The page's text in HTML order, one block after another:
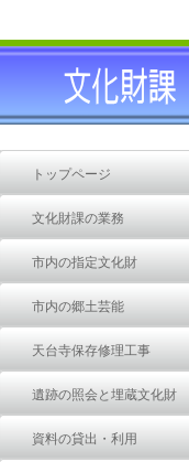
トップページ
文化財課の業務
市内の指定文化財
市内の郷土芸能
天台寺保存修理工事
遺跡の照会と埋蔵文化財
資料の貸出・利用